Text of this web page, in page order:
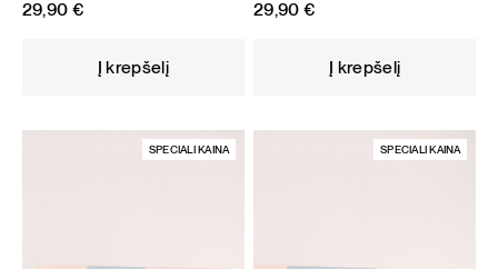
29,90 €
Į krepšelį
29,90 €
Į krepšelį
SPECIALI KAINA SPECIALI KAINA